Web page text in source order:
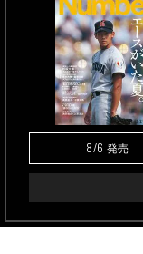
8/6 発売